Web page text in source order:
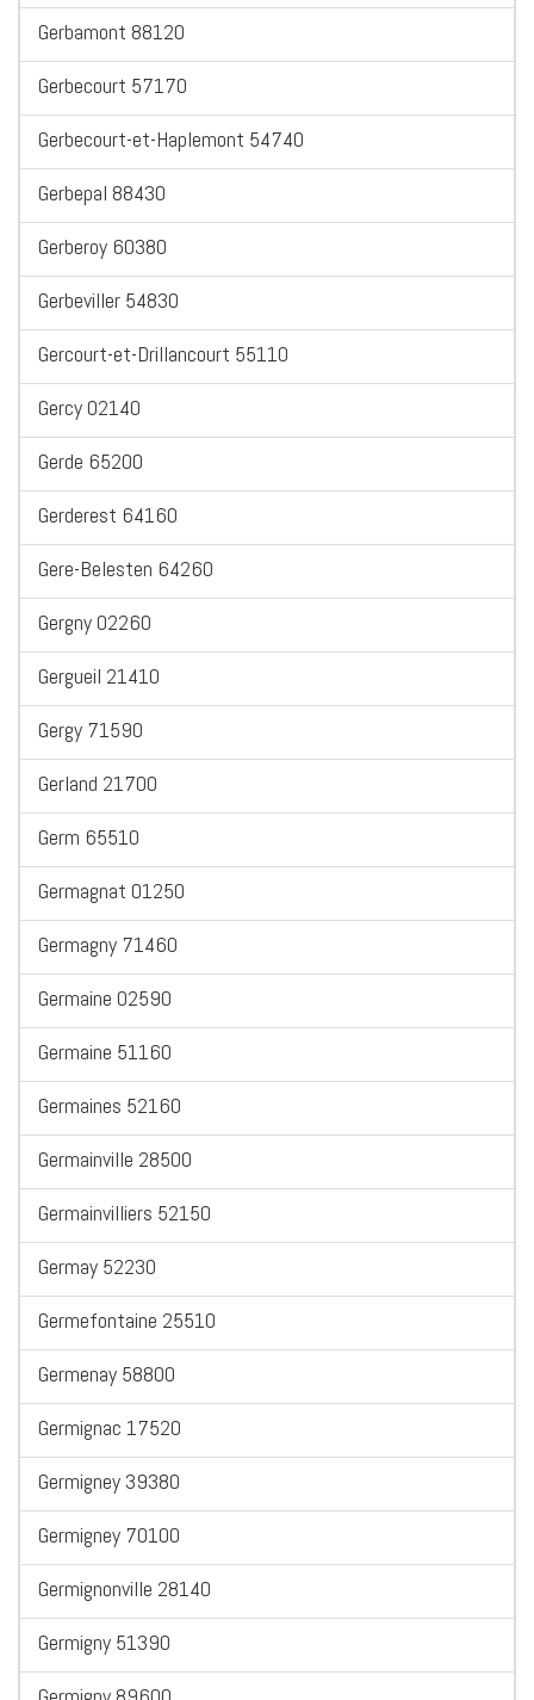
Gerbamont 88120
Gerbecourt 57170
Gerbecourt-et-Haplemont 54740
Gerbepal 88430
Gerberoy 60380
Gerbeviller 54830
Gercourt-et-Drillancourt 55110
Gercy 02140
Gerde 65200
Gerderest 64160
Gere-Belesten 64260
Gergny 02260
Gergueil 21410
Gergy 71590
Gerland 21700
Germ 65510
Germagnat 01250
Germagny 71460
Germaine 02590
Germaine 51160
Germaines 52160
Germainville 28500
Germainvilliers 52150
Germay 52230
Germefontaine 25510
Germenay 58800
Germignac 17520
Germigney 39380
Germigney 70100
Germignonville 28140
Germigny 51390